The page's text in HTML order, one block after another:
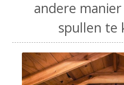
andere
spullen te